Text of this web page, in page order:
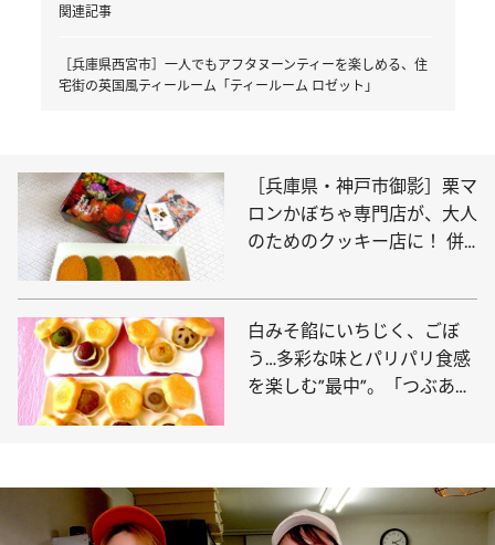
関連記事
［兵庫県西宮市］一人でもアフタヌーンティーを楽しめる、住
宅街の英国風ティールーム「ティールーム ロゼット」
［兵庫県・神戸市御影］栗マ
ロンかぼちゃ専門店が、大人
のためのクッキー店に！ 併
「Midnight Cookie Club」
白みそ餡にいちじく、ごぼ
う…多彩な味とパリパリ食感
を楽しむ”最中”。「つぶあん